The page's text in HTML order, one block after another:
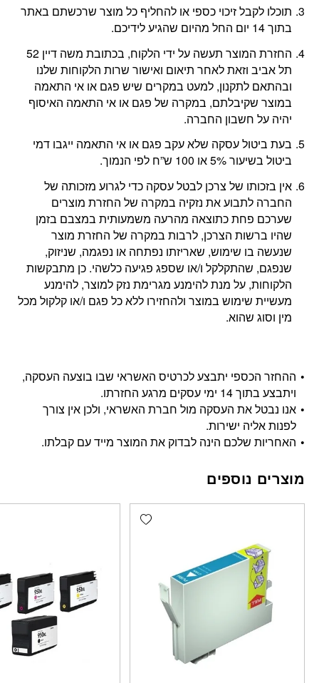
תוכלו לקבל זיכוי כספי או להחליף כל מוצר שרכשתם באתר
בתוך 14 יום החל מהיום שהגיע לידיכם.
החזרת המוצר תעשה על ידי הלקוח, בכתובת משה דיין 52
תל אביב וזאת לאחר תיאום ואישור שרות הלקוחות שלנו
ובהתאם לתקנון, למעט במקרים שיש פגם או אי התאמה
במוצר שקיבלתם, במקרה של פגם או אי התאמה האיסוף
יהיה על חשבון החברה.
בעת ביטול עסקה שלא עקב פגם או אי התאמה ייגבו דמי
ביטול בשיעור 5% או 100 ש”ח לפי הנמוך.
אין בזכותו של צרכן לבטל עסקה כדי לגרוע מזכותה של
החברה לתבוע את נזקיה במקרה של החזרת מוצרים
שערכם פחת כתוצאה מהרעה משמעותית במצבם בזמן
שהיו ברשות הצרכן, לרבות במקרה של החזרת מוצר
שנעשה בו שימוש, שאריזתו נפתחה או נפגמה, שניזוק,
שנפגם, שהתקלקל ו/או שספג פגיעה כלשהי. כן מתבקשות
הלקוחות, על מנת להימנע מגרימת נזק למוצר, להימנע
מעשיית שימוש במוצר ולהחזירו ללא כל פגם ו/או קלקול מכל
מין וסוג שהוא.
ההחזר הכספי יתבצע לכרטיס האשראי שבו בוצעה העסקה,
ויתבצע בתוך 14 ימי עסקים מרגע החזרתו.
אנו נבטל את העסקה מול חברת האשראי, ולכן אין צורך
לפנות אליה ישירות.
האחריות שלכם הינה לבדוק את המוצר מייד עם קבלתו.
מוצרים נוספים
Add wishlist